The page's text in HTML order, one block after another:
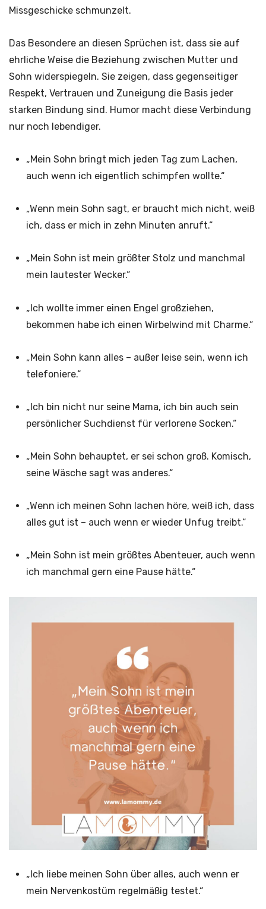
Missgeschicke schmunzelt.
Das Besondere an diesen Sprüchen ist, dass sie auf
ehrliche Weise die Beziehung zwischen Mutter und
Sohn widerspiegeln. Sie zeigen, dass gegenseitiger
Respekt, Vertrauen und Zuneigung die Basis jeder
starken Bindung sind. Humor macht diese Verbindung
nur noch lebendiger.
„Mein Sohn bringt mich jeden Tag zum Lachen,
auch wenn ich eigentlich schimpfen wollte.“
„Wenn mein Sohn sagt, er braucht mich nicht, weiß
ich, dass er mich in zehn Minuten anruft.“
„Mein Sohn ist mein größter Stolz und manchmal
mein lautester Wecker.“
„Ich wollte immer einen Engel großziehen,
bekommen habe ich einen Wirbelwind mit Charme.“
„Mein Sohn kann alles – außer leise sein, wenn ich
telefoniere.“
„Ich bin nicht nur seine Mama, ich bin auch sein
persönlicher Suchdienst für verlorene Socken.“
„Mein Sohn behauptet, er sei schon groß. Komisch,
seine Wäsche sagt was anderes.“
„Wenn ich meinen Sohn lachen höre, weiß ich, dass
alles gut ist – auch wenn er wieder Unfug treibt.“
„Mein Sohn ist mein größtes Abenteuer, auch wenn
ich manchmal gern eine Pause hätte.“
„Ich liebe meinen Sohn über alles, auch wenn er
mein Nervenkostüm regelmäßig testet.“